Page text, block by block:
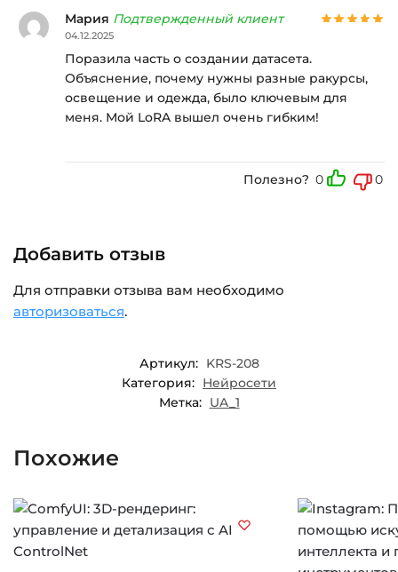
Мария Подтвержденный клиент
04.12.2025
Поразила часть о создании датасета.
Объяснение, почему нужны разные ракурсы,
освещение и одежда, было ключевым для
меня. Мой LoRA вышел очень гибким!
Полезно? 0 0
Добавить отзыв
Для отправки отзыва вам необходимо
авторизоваться.
Артикул: KRS-208
Категория: Нейросети
Метка: UA_1
Похожие